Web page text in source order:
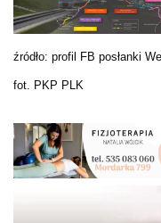
źródło: profil FB posłanki
fot. PKP PLK